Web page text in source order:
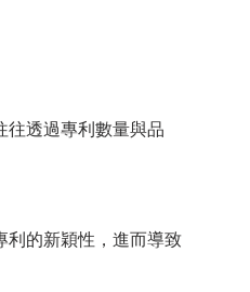
往透過專利數量與品
利的新穎性，進而導致